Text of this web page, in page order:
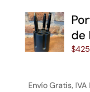
de
$
Envío Gratis,